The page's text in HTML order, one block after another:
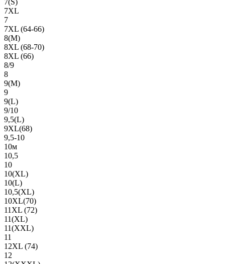
7XL
7
7XL (64-66)
8(М)
8XL (68-70)
8XL (66)
8/9
8
9(М)
9
9(L)
9/10
9,5(L)
9XL(68)
9,5-10
10м
10,5
10
10(XL)
10(L)
10,5(XL)
10XL(70)
11XL (72)
11(XL)
11(XXL)
11
12XL (74)
12